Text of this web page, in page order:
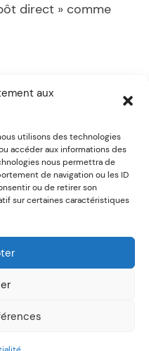
aux
utilisons des technologies
accéder aux informations des
nous permettra de
de navigation ou les ID
ou de retirer son
sur certaines caractéristiques
direct » comme
Next: Mon paiement
dépôt direct n’a pas
fonctionné et mon
institution bancaire me
retransmettre. Que dois-
je faire ?